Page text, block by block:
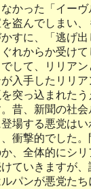
かった「イー
盗んでしまい
すに、「逃げ
れからか受け
して、リリア
入手したリリ
突っ込まれた
昔、新聞の社
場する悪党は
衝撃的でした
、全体的にシ
ていきますが
パンが悪党た